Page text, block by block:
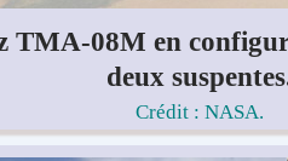
TMA-08M en
deux
Crédit : NASA.